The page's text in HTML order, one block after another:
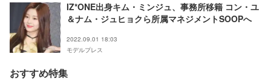
IZ*ONE出身キム・ミンジュ、事務所移籍 コン・ユ
＆ナム・ジュヒョクら所属マネジメントSOOPへ
2022.09.01 18:03
モデルプレス
おすすめ特集